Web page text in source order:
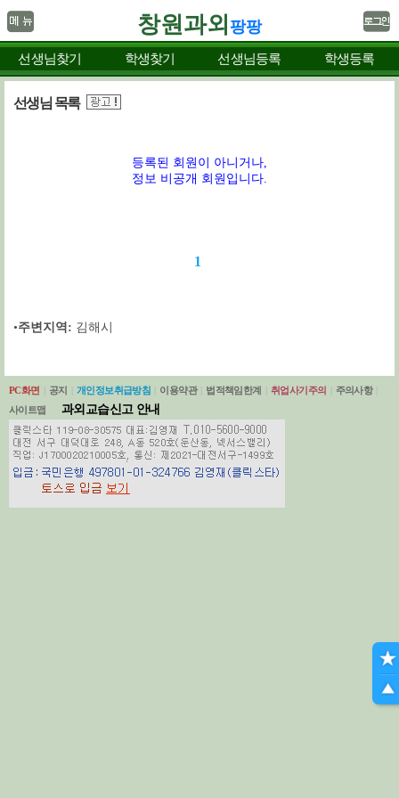
창원과외 팡팡
선생님찾기 학생찾기 선생님등록 학생등록
선생님 목록
등록된 회원이 아니거나,
정보 비공개 회원입니다.
1
•주변지역: 김해시
PC화면 공지 개인정보취급방침 이용약관 법적책임한계 취업사기주의 주의사항
사이트맵
과외교습신고 안내